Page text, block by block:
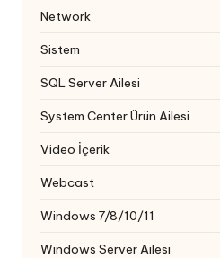
Network
Sistem
SQL Server Ailesi
System Center Ürün Ailesi
Video İçerik
Webcast
Windows 7/8/10/11
Windows Server Ailesi